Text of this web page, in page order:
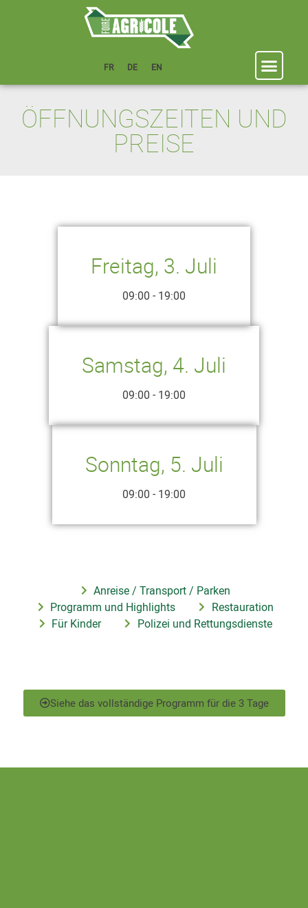
FR DE EN
ÖFFNUNGSZEITEN UND
PREISE
Freitag, 3. Juli
09:00 - 19:00
Samstag, 4. Juli
09:00 - 19:00
Sonntag, 5. Juli
09:00 - 19:00
Anreise / Transport / Parken
Programm und Highlights
Restauration
Für Kinder
Polizei und Rettungsdienste
Siehe das vollständige Programm für die 3 Tage